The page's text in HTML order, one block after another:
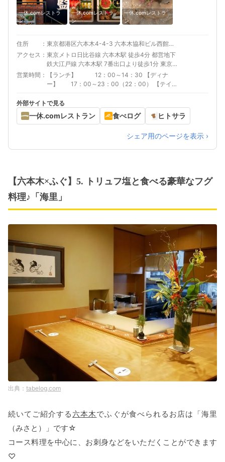
一休.comレストラ
ン
一休.comレストラ
ン
一休.comレストラ
ン
住所
東京都港区六本木4-4-3 六本木協和ビル西館 １Ｆ
アクセス
東京メトロ日比谷線 六本木駅 徒歩4分 都営地下
鉄大江戸線 六本木駅 7番出口より徒歩1分 東京
メトロ千代田線 乃木坂駅 徒歩9分
営業時間
【ランチ】 12：00～14：30 【ディナ
ー】 17：00～23：00（22：00） 【テイ
日のご注文は17：00まで）
外部サイトで見る
一休.comレストラン 食べログ ヒトサラ
シェア用のページを表示 ›
【六本木×ふぐ】5. トリュフ塩と食べる豪華なフグ
料理♪「海里」
tabelog.com
続いてご紹介する 六本木でふぐが食べられるお店は「海里
（みさと）」です☆
コース料理を中心に、お刺身などをいただくことができます
♡